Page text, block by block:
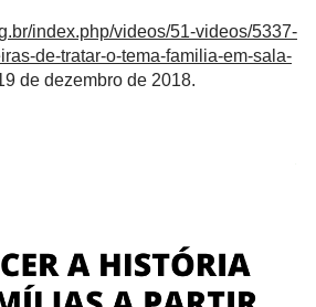
index.php/videos/51-videos/5337-
de-tratar-o-tema-familia-em-sala-
de dezembro de 2018.